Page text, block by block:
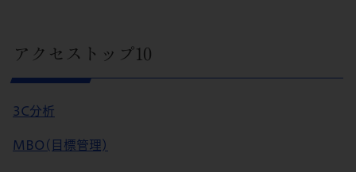
アクセストップ10
3C分析
MBO(目標管理)